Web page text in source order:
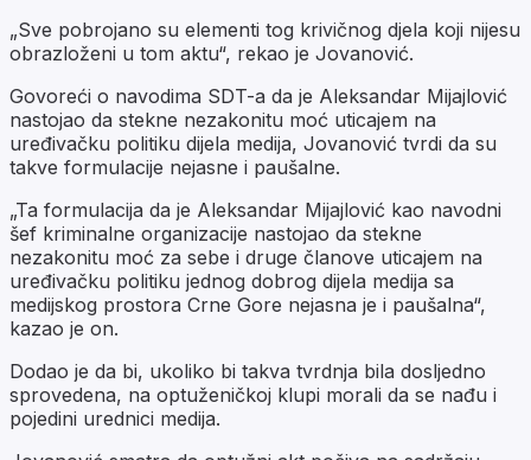
„Sve pobrojano su elementi tog krivičnog djela koji nijesu
obrazloženi u tom aktu“, rekao je Jovanović.
Govoreći o navodima SDT-a da je Aleksandar Mijajlović
nastojao da stekne nezakonitu moć uticajem na
uređivačku politiku dijela medija, Jovanović tvrdi da su
takve formulacije nejasne i paušalne.
„Ta formulacija da je Aleksandar Mijajlović kao navodni
šef kriminalne organizacije nastojao da stekne
nezakonitu moć za sebe i druge članove uticajem na
uređivačku politiku jednog dobrog dijela medija sa
medijskog prostora Crne Gore nejasna je i paušalna“,
kazao je on.
Dodao je da bi, ukoliko bi takva tvrdnja bila dosljedno
sprovedena, na optuženičkoj klupi morali da se nađu i
pojedini urednici medija.